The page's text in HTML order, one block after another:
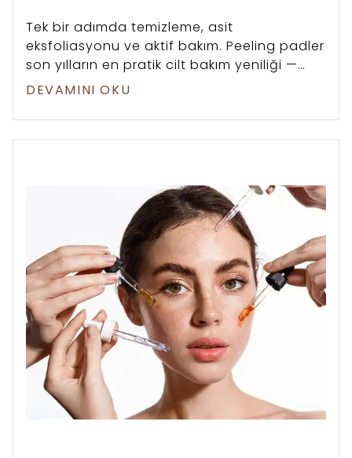
Tek bir adımda temizleme, asit
eksfoliasyonu ve aktif bakım. Peeling padler
son yılların en pratik cilt bakım yeniliği —
ama doğru pad seçimi ve kullanım sıklığı
mekanizmadan cilt tipine, AHA'dan PHA'ya
bilimsel bir perspektifle her şeyi ele alıyoruz.
DEVAMINI OKU